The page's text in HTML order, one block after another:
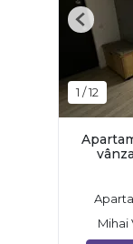
1 /12
Previous
Mihai